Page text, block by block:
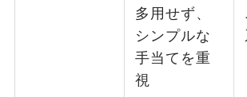
多用せず、
シンプルな
手当てを重
視